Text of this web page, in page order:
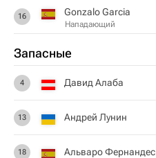
16 Gonzalo Garcia
Нападающий
Запасные
4 Давид Алаба
13 Андрей Лунин
18 Альваро Фернандес